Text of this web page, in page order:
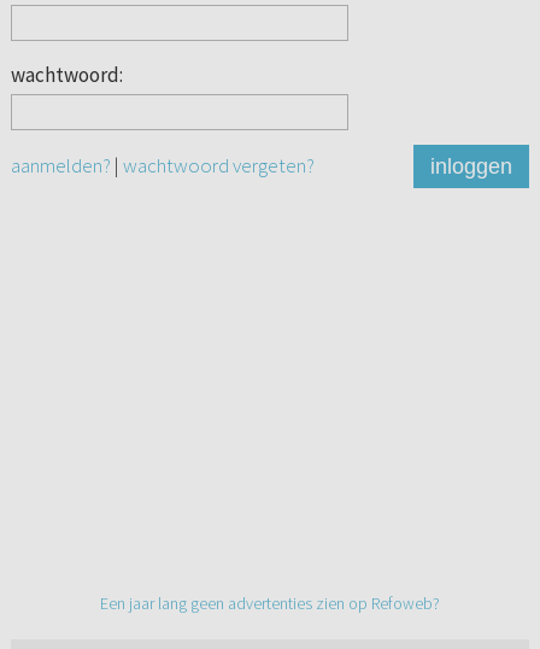
wachtwoord:
aanmelden? | wachtwoord vergeten? inloggen
Een jaar lang geen advertenties zien op Refoweb?